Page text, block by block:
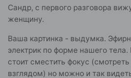
Сандр, с первого разговора
женщину.
Ваша картинка - выдумка.
электрик по форме нашего
стоит сместить фокус
взглядом) но можно и так